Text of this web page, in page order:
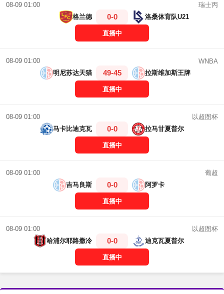
08-09 01:00
瑞士丙
格兰德
0-0 洛桑体育队U21
直播中
08-09 01:00
WNBA
明尼苏达天猫
49-45 拉斯维加斯王牌
直播中
08-09 01:00
以超图杯
马卡比迪克瓦
0-0 拉马甘夏普尔
直播中
08-09 01:00
葡超
吉马良斯
0-0 阿罗卡
直播中
08-09 01:00
以超图杯
哈浦尔耶路撒冷
0-0 迪克瓦夏普尔
直播中